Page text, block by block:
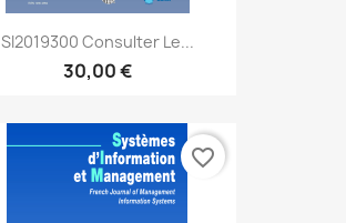
SI2019300 Consulter Le...
30,00 €
favorite_border